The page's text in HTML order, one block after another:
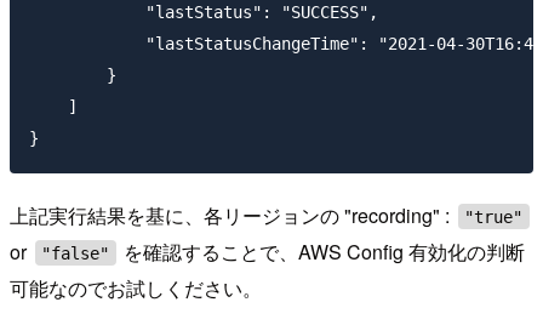
            "lastStatus": "SUCCESS",
"lastStatusChangeTime": "2021-04-
        }
    ]
上記実行結果を基に、各リージョンの "recording" : "true"
or "false"
を確認することで、AWS Config 有効化の判断
可能なのでお試しください。